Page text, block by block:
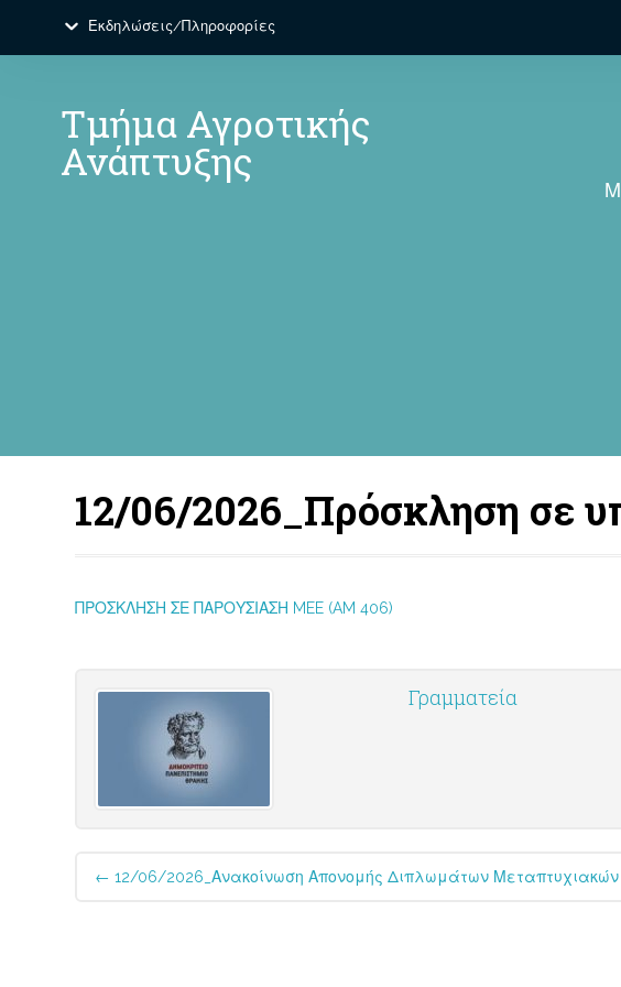
Εκδηλώσεις/Πληροφορίες
Τμήμα Αγροτικής
Ανάπτυξης
12/06/2026_Πρόσκληση σε
ΠΡΟΣΚΛΗΣΗ ΣΕ ΠΑΡΟΥΣΙΑΣΗ MEE (AM 406)
Γραμματεία
Post
navigation
← 12/06/2026_Ανακοίνωση Απονομής Διπλωμάτων Μεταπτυχιακών